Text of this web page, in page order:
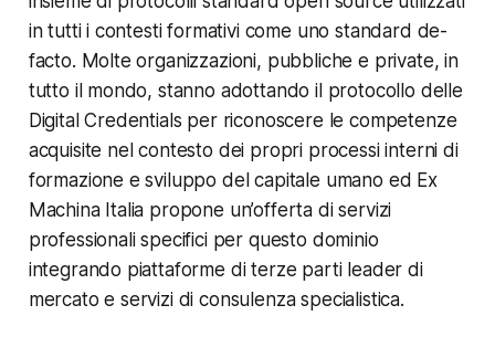
in tutti i contesti formativi come uno standard de-
facto. Molte organizzazioni, pubbliche e private, in
tutto il mondo, stanno adottando il protocollo delle
Digital Credentials per riconoscere le competenze
acquisite nel contesto dei propri processi interni di
formazione e sviluppo del capitale umano ed Ex
Machina Italia propone un’offerta di servizi
professionali specifici per questo dominio
integrando piattaforme di terze parti leader di
mercato e servizi di consulenza specialistica.